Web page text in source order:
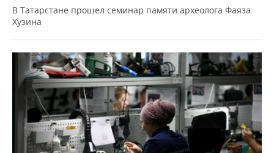
В Татарстане прошел семинар памяти археолога Фаяза
Хузина